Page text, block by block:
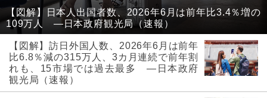
【図解】日本人出国者数、2026年6月は前年比3.4％増の
109万人 ―日本政府観光局（速報）
【図解】訪日外国人数、2026年6月は前年
比6.8％減の315万人、3カ月連続で前年割
れも、15市場では過去最多 ―日本政府
観光局（速報）